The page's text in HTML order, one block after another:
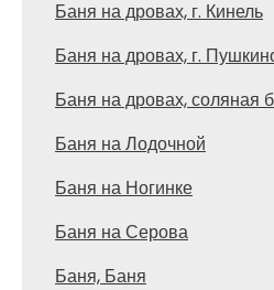
Баня на дровах, г. Кинель
Баня на дровах, г.
Баня на дровах, соляная
Баня на Лодочной
Баня на Ногинке
Баня на Серова
Баня, Баня